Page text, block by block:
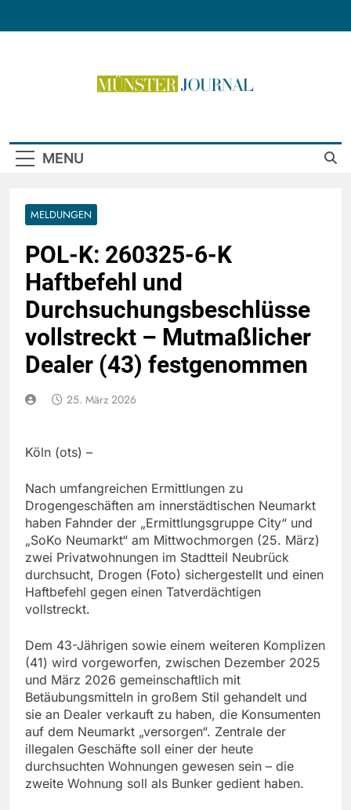
MENU
MELDUNGEN
POL-K: 260325-6-K
Haftbefehl und
Durchsuchungsbeschlüsse
vollstreckt – Mutmaßlicher
Dealer (43) festgenommen
25. März 2026
Köln (ots) –
Nach umfangreichen Ermittlungen zu
Drogengeschäften am innerstädtischen Neumarkt
haben Fahnder der „Ermittlungsgruppe City“ und
„SoKo Neumarkt“ am Mittwochmorgen (25. März)
zwei Privatwohnungen im Stadtteil Neubrück
durchsucht, Drogen (Foto) sichergestellt und einen
Haftbefehl gegen einen Tatverdächtigen
vollstreckt.
Dem 43-Jährigen sowie einem weiteren Komplizen
(41) wird vorgeworfen, zwischen Dezember 2025
und März 2026 gemeinschaftlich mit
Betäubungsmitteln in großem Stil gehandelt und
sie an Dealer verkauft zu haben, die Konsumenten
auf dem Neumarkt „versorgen“. Zentrale der
illegalen Geschäfte soll einer der heute
durchsuchten Wohnungen gewesen sein – die
zweite Wohnung soll als Bunker gedient haben.